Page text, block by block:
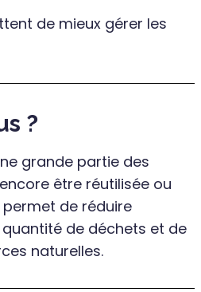
de mieux gérer les
?
grande partie des
être réutilisée ou
permet de réduire
de déchets et de
naturelles.